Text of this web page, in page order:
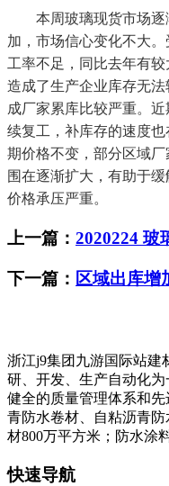
本周玻璃现货市场逐
加，市场信心变化不大
工率不足，同比去年有
造成了生产企业库存无
成厂家累库比较严重。
续复工，补库存的速度
期价格不变，部分区域
围在逐渐扩大，有助于
价格承压严重。
上一篇： 2020224 玻
下一篇： 区域出库增
浙江j9集团九游国际站建
研、开发、生产自动化
健全的质量管理体系和
青防水卷材、自粘沥青
材800万平方米；防水涂
快速导航